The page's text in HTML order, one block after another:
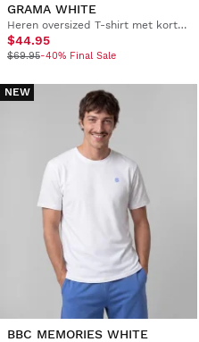
GRAMA WHITE
Heren oversized T-shirt met korte mouwen
$44.95
$69.95-40% Final Sale
NEW
BBC MEMORIES WHITE